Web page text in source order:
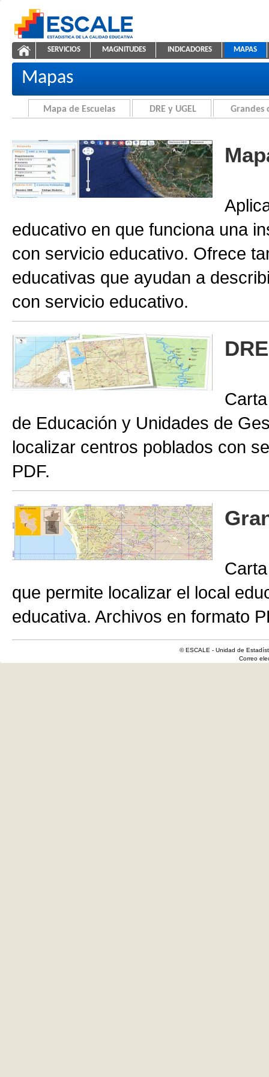
ESCALE - Unidad de Estadística Educativa
Cartografía de la Educación
NAVEGACIÓN
SERVICIOS MAGNITUDES INDICADORES MAPAS
Mapas
Mapa de Escuelas DRE y UGEL Grandes
educativo en que funciona una
con servicio educativo. Ofrece
educativas que ayudan a
con servicio educativo.
de Educación y Unidades de
localizar centros poblados con
PDF.
que permite localizar el local
educativa. Archivos en formato
© ESCALE - Unidad de
Correo